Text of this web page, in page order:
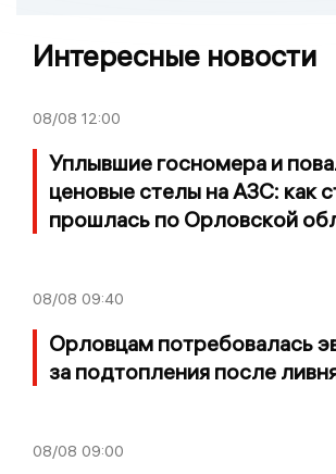
Интересные новости
08/08 12:00
Уплывшие госномера и
ценовые стелы на АЗС: как
прошлась по Орловской
08/08 09:40
Орловцам потребовалась
за подтопления после
08/08 09:00